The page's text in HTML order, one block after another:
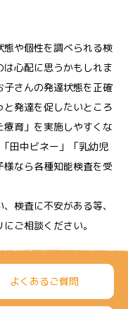
や個性を調べられる検
心配に思うかもしれま
さんの発達状態を正確
発達を促したいところ
育」を実施しやすくな
田中ビネー」「乳幼児
なら各種知能検査を受
検査に不安がある等、
ご相談ください。
よくあるご質問